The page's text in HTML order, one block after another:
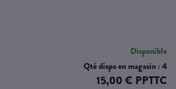
Disponible
Qté dispo en magasin : 4
15,00 € PPTTC